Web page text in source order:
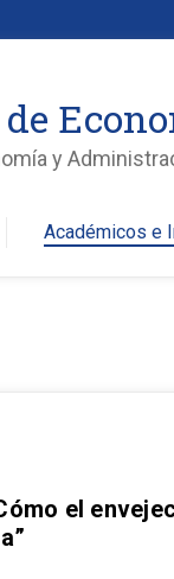
y
Académicos e
el